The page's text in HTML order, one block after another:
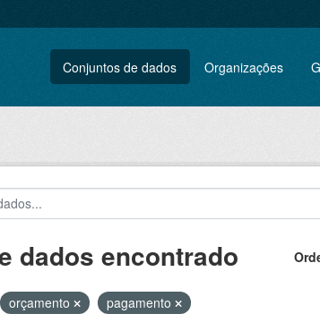
Conjuntos de dados Organizações
dados encontrado
orçamento
pagamento